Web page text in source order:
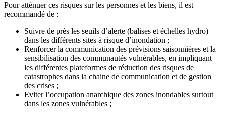
Pour atténuer ces risques sur les personnes et les biens, il est
recommandé de :
Suivre de près les seuils d’alerte (balises et échelles hydro)
dans les différents sites à risque d’inondation ;
Renforcer la communication des prévisions saisonnières et la
sensibilisation des communautés vulnérables, en impliquant
les différentes plateformes de réduction des risques de
catastrophes dans la chaine de communication et de gestion
des crises ;
Eviter l’occupation anarchique des zones inondables surtout
dans les zones vulnérables ;